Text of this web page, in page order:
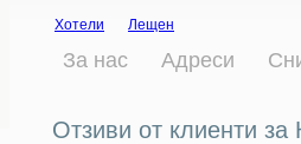
Хотели Лещен
За нас Адреси
Отзиви от клиенти за